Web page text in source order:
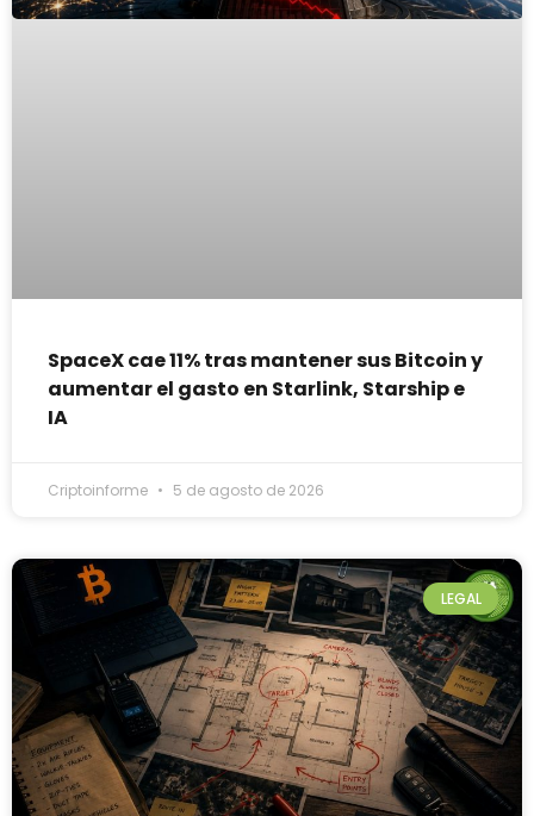
SpaceX cae 11% tras mantener sus Bitcoin y
aumentar el gasto en Starlink, Starship e
IA
Criptoinforme 5 de agosto de 2026
LEGAL